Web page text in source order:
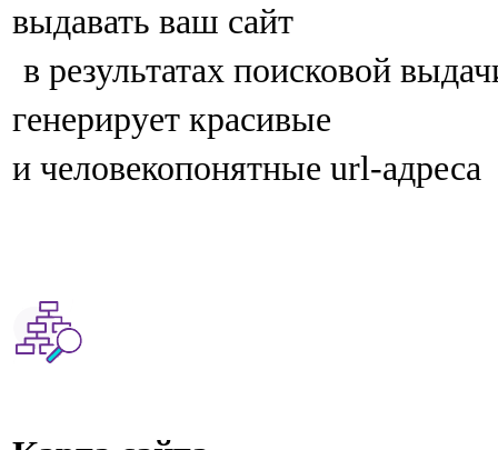
выдавать ваш сайт
в результатах поисковой
генерирует красивые
и человекопонятные url-адреса